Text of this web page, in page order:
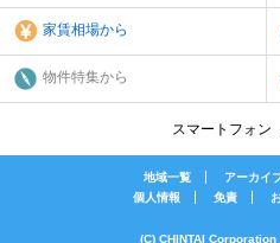
家賃相場から
物件特集から
スマートフォン
地域一覧 アーカイ
個人情報
免責
(C) CHINTAI